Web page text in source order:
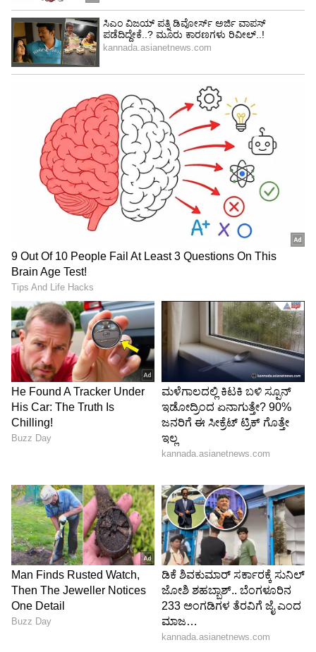
Image Credit :Asianet News
ಮಕರ ರಾಶಿ ಭವಿಷ್ಯ
ಮಕರ ರಾಶಿಯವರಿಗೆ ನಾಳೆ ಶುಭ ದಿನವಾಗಿರುತ್ತದೆ. ಈ
ಅವಧಿಯಲ್ಲಿ, ನೀವು ಅನೇಕ ಒಳ್ಳೆಯ ವಿಷಯಗಳನ್ನು
ಅನುಭವಿಸಲು ಸಾಧ್ಯವಾಗುತ್ತದೆ. ಲಕ್ಷ್ಮಿ ದೇವಿಯ ಕೃಪೆಯಿಂದ,
ನಿಮ್ಮ ಸಂಪತ್ತಿನಲ್ಲಿ ಸಮೃದ್ಧಿಯನ್ನು ಕಾಣುವಿರಿ. ಅಲ್ಲದೆ,
ಕೆಲಸದಲ್ಲಿ ನಿಮಗೆ ಕೆಲವು ಹೊಸ ಜವಾಬ್ದಾರಿಗಳು
ವಹಿಸಲ್ಪಡುತ್ತವೆ. ನೀವು ಅವುಗಳನ್ನು ಸರಿಯಾದ ರೀತಿಯಲ್ಲಿ
ನಿರ್ವಹಿಸುವುದು ಮುಖ್ಯ.
5
5
Image Credit : Asianet News
ಮೀನ ರಾಶಿ ಭವಿಷ್ಯ
ಮೀನ ರಾಶಿಯವರಿಗೆ ನಾಳೆ ಅದೃಷ್ಟದ ದಿನವಾಗಿರುತ್ತದೆ. ಈ
ತೆರೆದಿರುತ್ತವೆ. ನೀವು ಕೈಗೊಳ್ಳುವ ಕೆಲಸ ಯಶಸ್ವಿಯಾಗುತ್ತದೆ.
ಅಲ್ಲದೆ, ಉನ್ನತ ಅಧಿಕಾರಿಗಳಿಂದ ನಿಮಗೆ ಉತ್ತಮ ಬೆಂಬಲ
ಸಿಗುತ್ತದೆ. ಮಕ್ಕಳ ಕಲಾತ್ಮಕ ಪ್ರತಿಭೆಗಳಿಗೆ ಉತ್ತಮ ಅವಕಾಶ
ಸಿಗುತ್ತದೆ. ಅಲ್ಲದೆ, ಕುಟುಂಬದಲ್ಲಿ ಸಂತೋಷದ
ವಾತಾವರಣವನ್ನು ನೀವು ನೋಡುತ್ತೀರಿ.